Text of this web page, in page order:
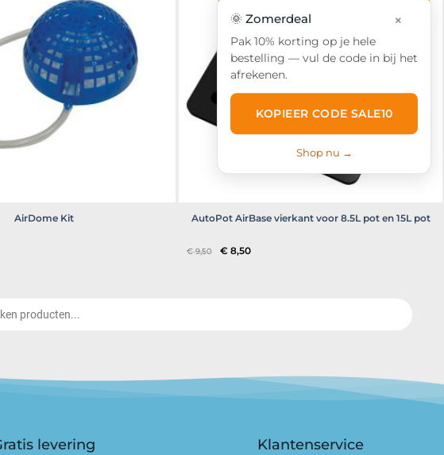
×
🌞 Zomerdeal
Pak 10% korting op je hele
bestelling — vul de code in bij het
afrekenen.
KOPIEER CODE SALE10
Shop nu →
AirDome Kit AutoPot AirBase vierkant voor 8.5L pot en 15L pot
€9,50 Oorspronkelijke
prijs
€ 8,50Huidige
levering Klantenservice